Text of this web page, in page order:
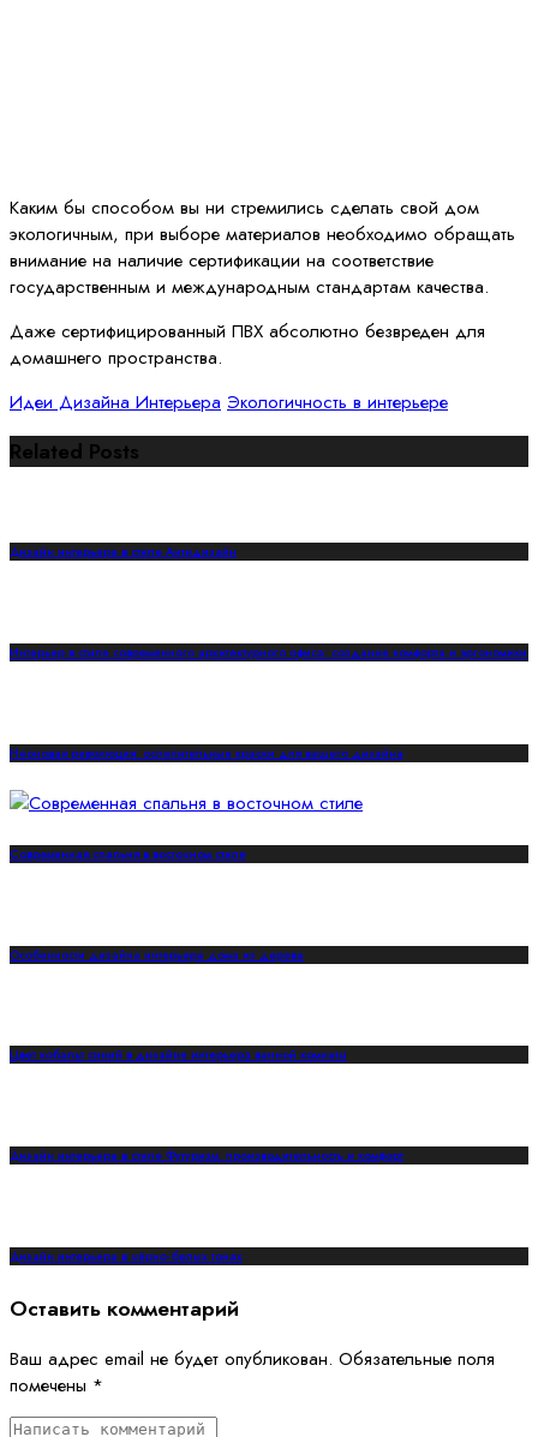
Каким бы способом вы ни стремились сделать свой дом
экологичным, при выборе материалов необходимо обращать
внимание на наличие сертификации на соответствие
государственным и международным стандартам качества.
Даже сертифицированный ПВХ абсолютно безвреден для
домашнего пространства.
Идеи Дизайна Интерьера Экологичность в интерьере
Related Posts
Дизайн интерьера в стиле Антидизайн
Интерьер в стиле современного архитектурного офиса: создание комфорта и эргономики
Неоновая революция: ослепительные краски для вашего дизайна
Современная спальня в восточном стиле
Особенности дизайна интерьера дома из дерева
Цвет кобальт синий в дизайне интерьера ванной комнаты
Дизайн интерьера в стиле Футуризм: производительность и комфорт
Дизайн интерьера в чёрно-белых тонах
Оставить комментарий
Ваш адрес email не будет опубликован. Обязательные поля
помечены *